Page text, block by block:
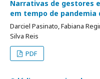
Narrativas de gestores
em tempo de pandemia
Darciel Pasinato, Fabiana
Silva Reis
PDF